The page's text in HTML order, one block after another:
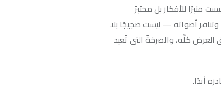
بل مختبرٌ
— ليست ضجيجًا بلا
التي تُعيد